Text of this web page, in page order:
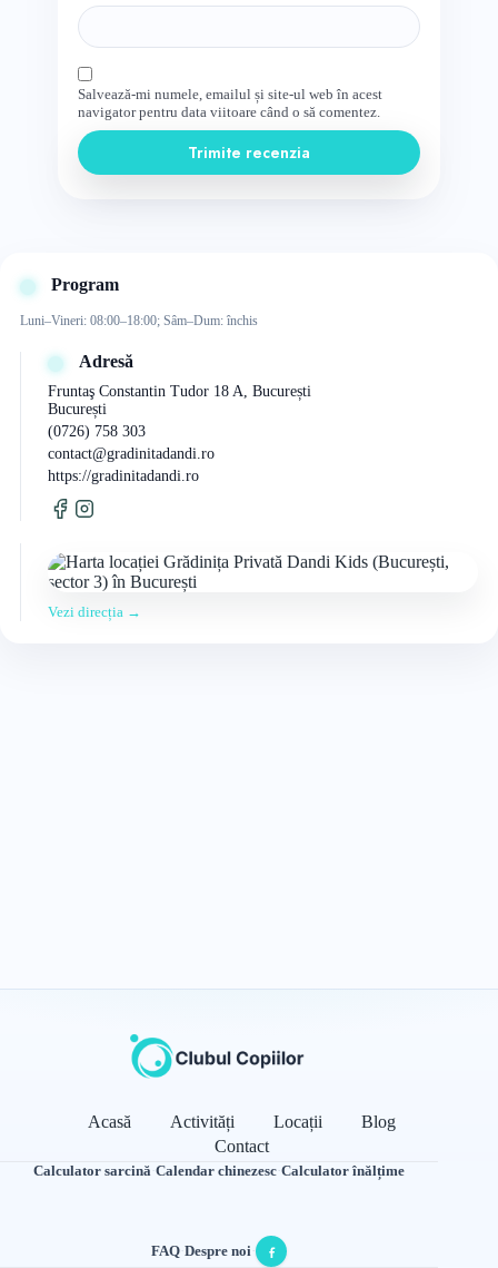
Salvează-mi numele, emailul și site-ul web în acest
navigator pentru data viitoare când o să comentez.
Trimite recenzia
Program
Luni–Vineri: 08:00–18:00; Sâm–Dum: închis
Adresă
Fruntaş Constantin Tudor 18 A, București
București
(0726) 758 303
contact@gradinitadandi.ro
https://gradinitadandi.ro
Vezi direcția →
Acasă Activități Locații
Blog
Contact
Calculator sarcină·Calendar chinezesc·Calculator înălțime
FAQ·Despre noi·